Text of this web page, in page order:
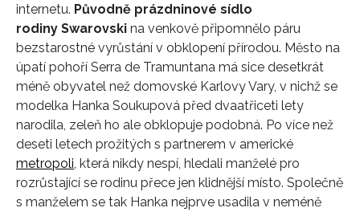
internetu. Původně prázdninové sídlo
rodiny Swarovski na venkově připomnělo páru
bezstarostné vyrůstání v obklopení přírodou. Město na
úpatí pohoří Serra de Tramuntana má sice desetkrát
méně obyvatel než domovské Karlovy Vary, v nichž se
modelka Hanka Soukupová před dvaatřiceti lety
narodila, zeleň ho ale obklopuje podobná. Po více než
deseti letech prožitých s partnerem v americké
metropoli , která nikdy nespí, hledali manželé pro
rozrůstající se rodinu přece jen klidnější místo. Společně
s manželem se tak Hanka nejprve usadila v neméně